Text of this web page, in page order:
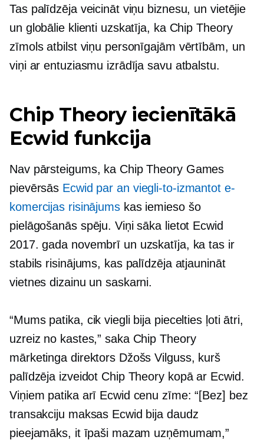
Tas palīdzēja veicināt viņu biznesu, un vietējie
un globālie klienti uzskatīja, ka Chip Theory
zīmols atbilst viņu personīgajām vērtībām, un
viņi ar entuziasmu izrādīja savu atbalstu.
Chip Theory iecienītākā
Ecwid funkcija
Nav pārsteigums, ka Chip Theory Games
pievērsās Ecwid par an viegli-to-izmantote-
komercijas risinājumskas iemieso šo
pielāgošanās spēju. Viņi sāka lietot Ecwid
2017. gada novembrī un uzskatīja, ka tas ir
stabils risinājums, kas palīdzēja atjaunināt
vietnes dizainu un saskarni.
“Mums patika, cik viegli bija piecelties ļoti ātri,
uzreiz no kastes,” saka Chip Theory
mārketinga direktors Džošs Vilguss, kurš
palīdzēja izveidot Chip Theory kopā ar Ecwid.
Viņiem patika arī Ecwid cenu zīme: “[Bez] bez
transakciju maksas Ecwid bija daudz
pieejamāks, it īpaši mazam uzņēmumam,”